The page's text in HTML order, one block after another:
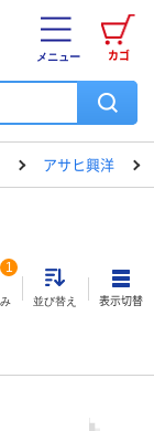
カゴ
メニュー
アサヒ興洋
1
並び替え 表示切替